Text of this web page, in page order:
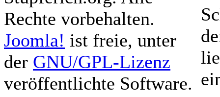
Rechte vorbehalten.
Joomla! ist freie, unter
der GNU/GPL-Lizenz
veröffentlichte Software.